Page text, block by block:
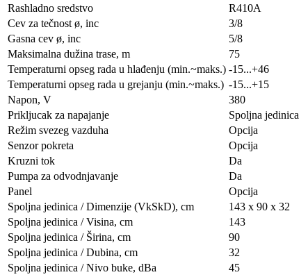
Rashladno sredstvo
R410A
Cev za tečnost ø, inc
3/8
Gasna cev ø, inc
5/8
Maksimalna dužina trase, m
75
Temperaturni opseg rada u hlađenju (min.~maks.) -15...+46
Temperaturni opseg rada u grejanju (min.~maks.) -15...+15
Napon, V
380
Prikljucak za napajanje
Spoljna jedinica
Režim svezeg vazduha
Opcija
Senzor pokreta
Opcija
Kruzni tok
Da
Pumpa za odvodnjavanje
Da
Panel
Opcija
Spoljna jedinica / Dimenzije (VkSkD), сm
143 x 90 x 32
Spoljna jedinica / Visina, сm
143
Spoljna jedinica / Širina, сm
90
Spoljna jedinica / Dubina, сm
32
Spoljna jedinica / Nivo buke, dBa
45